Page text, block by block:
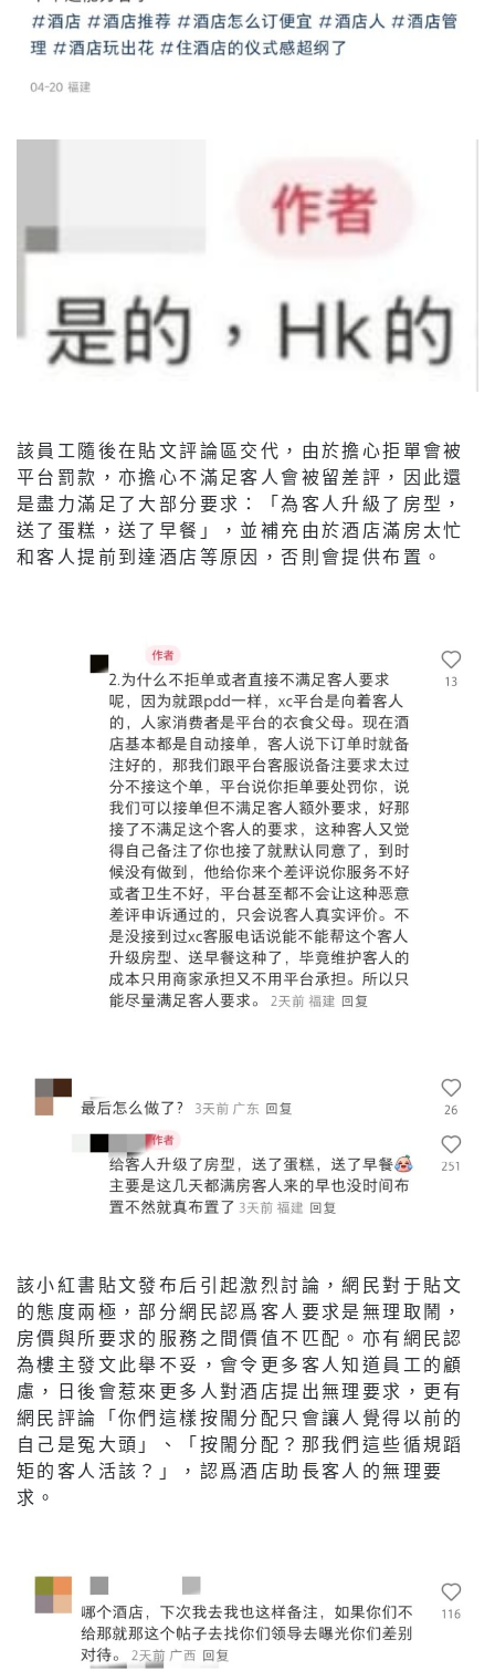
該員工隨後在貼文評論區交代，由於擔心拒單會被
平台罰款，亦擔心不滿足客人會被留差評，因此還
是盡力滿足了大部分要求：「為客人升級了房型，
送了蛋糕，送了早餐」，並補充由於酒店滿房太忙
和客人提前到達酒店等原因，否則會提供布置。
該小紅書貼文發布后引起激烈討論，網民對于貼文
的態度兩極，部分網民認爲客人要求是無理取鬧，
房價與所要求的服務之間價值不匹配。亦有網民認
為樓主發文此舉不妥，會令更多客人知道員工的顧
慮，日後會惹來更多人對酒店提出無理要求，更有
網民評論「你們這樣按閙分配只會讓人覺得以前的
自己是冤大頭」、「按閙分配？那我們這些循規蹈
矩的客人活該？」，認爲酒店助長客人的無理要
求。